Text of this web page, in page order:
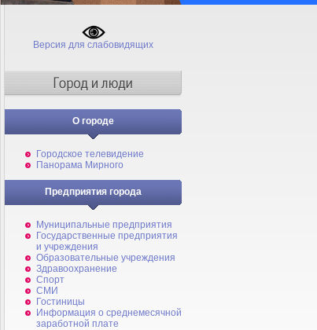
Версия для слабовидящих
О городе
Городское телевидение
Панорама Мирного
Предприятия города
Муниципальные предприятия
Государственные предприятия
и учреждения
Образовательные учреждения
Здравоохранение
Спорт
СМИ
Гостиницы
Информация о среднемесячной
заработной плате